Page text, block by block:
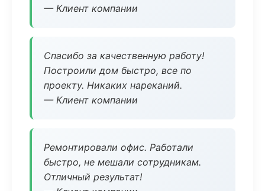
— Клиент компании
Спасибо за качественную работу!
Построили дом быстро, все по
проекту. Никаких нареканий.
— Клиент компании
Ремонтировали офис. Работали
быстро, не мешали сотрудникам.
Отличный результат!